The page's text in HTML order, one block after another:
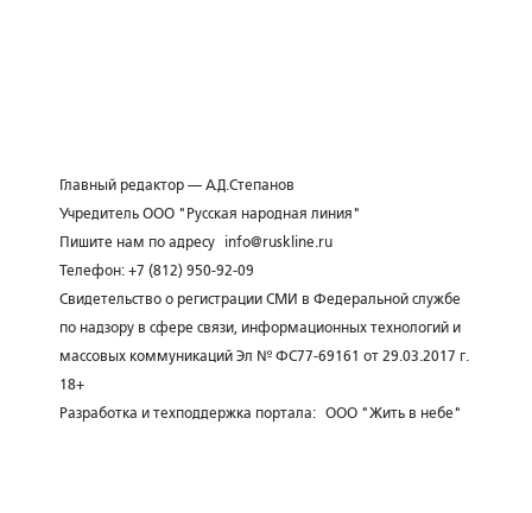
Главный редактор — А.Д.Степанов
Учредитель ООО "Русская народная линия"
Пишите нам по адресу
info@ruskline.ru
Телефон: +7 (812) 950-92-09
Свидетельство о регистрации СМИ в Федеральной службе
по надзору в сфере связи, информационных технологий и
массовых коммуникаций Эл № ФС77-69161 от 29.03.2017 г.
18+
Разработка и техподдержка портала: ООО "Жить в небе"